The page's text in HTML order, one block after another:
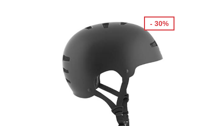
Sportausstattung
Sportbekleidung
- 30%